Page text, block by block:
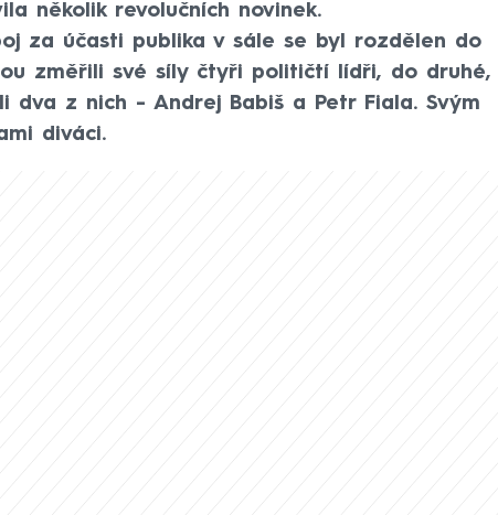
několik revolučních novinek.
za účasti publika v sále se byl rozdělen do
změřili své síly čtyři političtí lídři, do druhé,
dva z nich - Andrej Babiš a Petr Fiala. Svým
diváci.